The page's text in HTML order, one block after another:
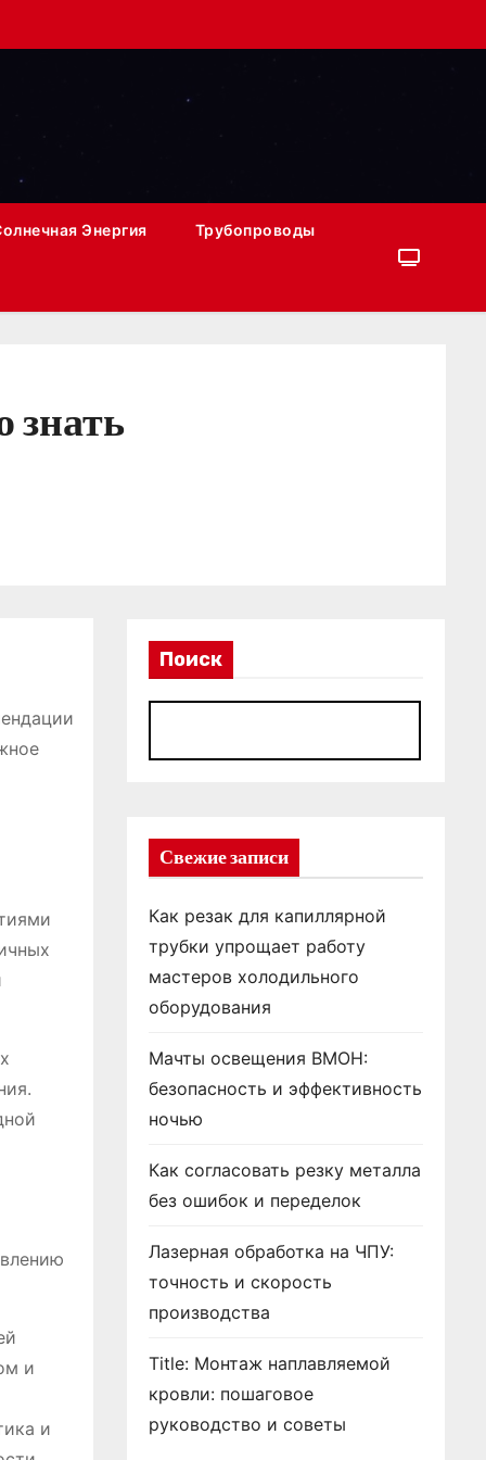
Энергия Трубопроводы
знать
и
и
Поиск
Свежие записи
Как резак для капиллярной
трубки упрощает работу
мастеров холодильного
оборудования
Мачты освещения ВМОН:
безопасность и эффективность
ночью
Как согласовать резку металла
без ошибок и переделок
Лазерная обработка на ЧПУ:
точность и скорость
производства
Title: Монтаж наплавляемой
кровли: пошаговое
руководство и советы